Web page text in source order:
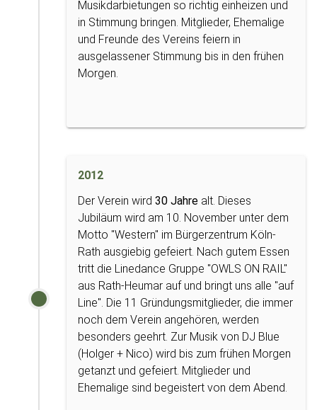
Musikdarbietungen so richtig einheizen und
in Stimmung bringen. Mitglieder, Ehemalige
und Freunde des Vereins feiern in
ausgelassener Stimmung bis in den frühen
Morgen.
2012
Der Verein wird 30 Jahre alt. Dieses
Jubiläum wird am 10. November unter dem
Motto "Western" im Bürgerzentrum Köln-
Rath ausgiebig gefeiert. Nach gutem Essen
tritt die Linedance Gruppe "OWLS ON RAIL"
aus Rath-Heumar auf und bringt uns alle "auf
Line". Die 11 Gründungsmitglieder, die immer
noch dem Verein angehören, werden
besonders geehrt. Zur Musik von DJ Blue
(Holger + Nico) wird bis zum frühen Morgen
getanzt und gefeiert. Mitglieder und
Ehemalige sind begeistert von dem Abend.